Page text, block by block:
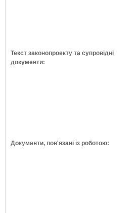
Текст законопроекту та супровідні
документи:
Документи, пов'язані із роботою: